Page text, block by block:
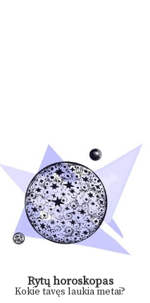
Rytų horoskopas
Kokie tavęs laukia metai?